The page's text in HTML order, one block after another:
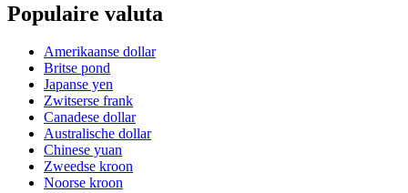
Populaire valuta
Amerikaanse dollar
Britse pond
Japanse yen
Zwitserse frank
Canadese dollar
Australische dollar
Chinese yuan
Zweedse kroon
Noorse kroon